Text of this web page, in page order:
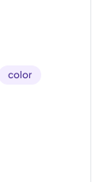
color